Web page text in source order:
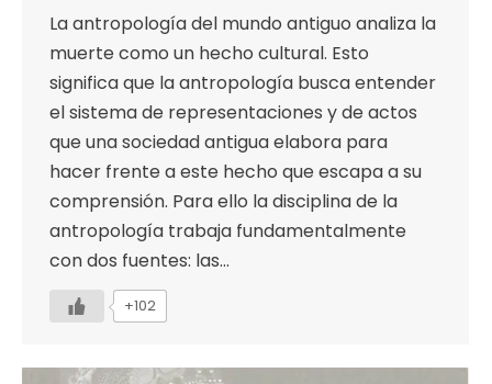
La antropología del mundo antiguo analiza la
muerte como un hecho cultural. Esto
significa que la antropología busca entender
el sistema de representaciones y de actos
que una sociedad antigua elabora para
hacer frente a este hecho que escapa a su
comprensión. Para ello la disciplina de la
antropología trabaja fundamentalmente
con dos fuentes: las…
+102